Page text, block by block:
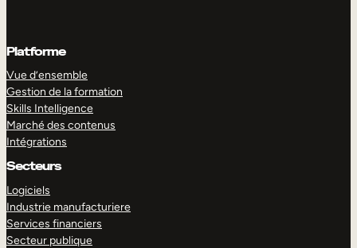
Platforme
Vue d’ensemble
Gestion de la formation
Skills Intelligence
Marché des contenus
Intégrations
Secteurs
Logiciels
Industrie manufacturiere
Services financiers
Secteur publique